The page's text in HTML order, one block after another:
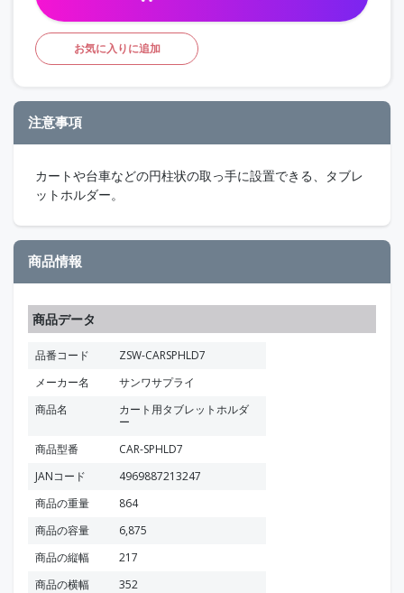
お気に入りに追加
注意事項
カートや台車などの円柱状の取っ手に設置できる、タブレ
ットホルダー。
商品情報
商品データ
品番コード
ZSW-CARSPHLD7
メーカー名
サンワサプライ
商品名
カート用タブレットホルダ
ー
商品型番
CAR-SPHLD7
JANコード
4969887213247
商品の重量
864
商品の容量
6,875
商品の縦幅
217
商品の横幅
352